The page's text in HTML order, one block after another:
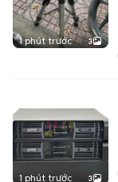
1 phút trước 3
1 phút trước 3